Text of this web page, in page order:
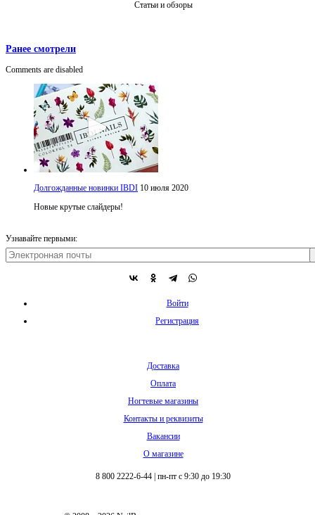
Статьи и обзоры
Ранее смотрели
Comments are disabled
Долгожданные новинки IBDI 10 июля 2020
Новые крутые слайдеры!
Узнавайте первыми:
Войти
Регистрация
Доставка
Оплата
Ногтевые магазины
Контакты и реквизиты
Вакансии
О магазине
8 800 2222-6-44 пн-пт с 9:30 до 19:30